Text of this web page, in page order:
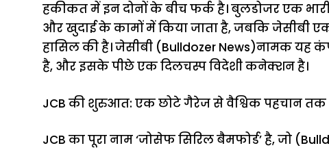
हकीकत में इन दोनों के बीच फर्क है। बुलडोजर एक
और खुदाई के कामों में किया जाता है, जबकि जेसीबी
हासिल की है। जेसीबी (Bulldozer News)नामक यह
है, और इसके पीछे एक दिलचस्प विदेशी कनेक्शन है।
JCB की शुरुआत: एक छोटे गैरेज से वैश्विक पहचान तक
JCB का पूरा नाम ‘जोसेफ सिरिल बैमफोर्ड’ है, जो